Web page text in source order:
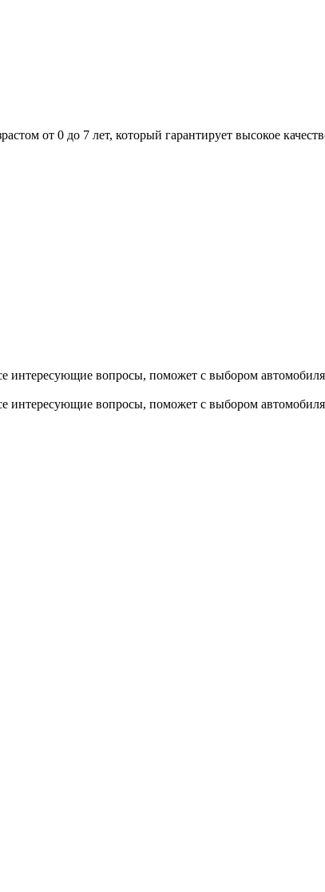
от 0 до 7 лет, который гарантирует высокое
интересующие вопросы, поможет с выбором автомобиля
интересующие вопросы, поможет с выбором автомобиля